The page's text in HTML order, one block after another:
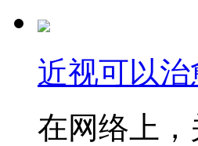
近视可以
在网络上